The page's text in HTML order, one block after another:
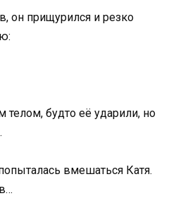
он прищурился и резко
телом, будто её ударили, но
вмешаться Катя.